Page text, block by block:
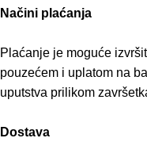
Načini plaćanja
Plaćanje je moguće
pouzećem i uplatom na
uputstva prilikom
Dostava